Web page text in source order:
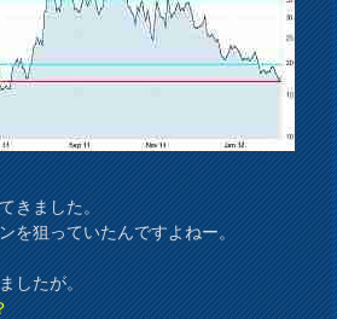
きました。
を狙っていたんですよねー。
したが。